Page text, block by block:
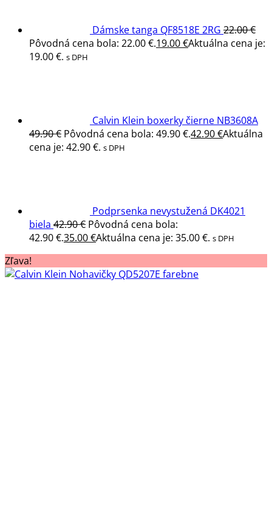
Dámske tanga QF8518E 2RG 22.00€
Pôvodná cena bola: 22.00 €.19.00€Aktuálna cena je:
19.00 €. s DPH
Calvin Klein boxerky čierne NB3608A
49.90€ Pôvodná cena bola: 49.90 €.42.90€Aktuálna
cena je: 42.90 €. s DPH
Podprsenka nevystužená DK4021
biela 42.90€ Pôvodná cena bola:
42.90 €.35.00€Aktuálna cena je: 35.00 €. s DPH
Zľava!